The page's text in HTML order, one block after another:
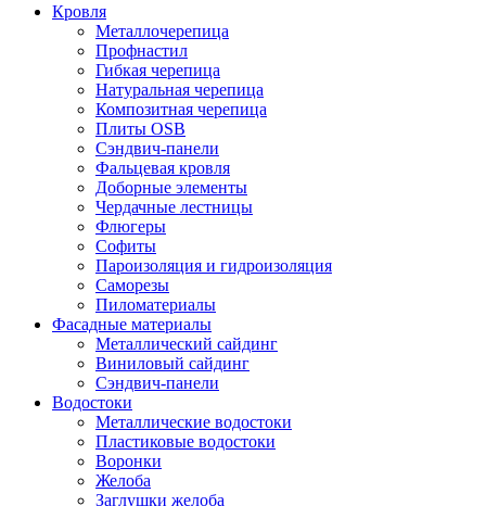
Кровля
Металлочерепица
Профнастил
Гибкая черепица
Натуральная черепица
Композитная черепица
Плиты OSB
Сэндвич-панели
Фальцевая кровля
Доборные элементы
Чердачные лестницы
Флюгеры
Софиты
Пароизоляция и гидроизоляция
Саморезы
Пиломатериалы
Фасадные материалы
Металлический сайдинг
Виниловый сайдинг
Сэндвич-панели
Водостоки
Металлические водостоки
Пластиковые водостоки
Воронки
Желоба
Заглушки желоба